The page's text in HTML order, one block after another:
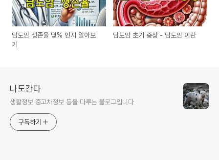
담도암 생존율 몇% 인지 알아보
기
담도암 초기 증상 - 담도암 이란
나도간다
생활정보 중고차정보 등을 다루는 블로그입니다
구독하기